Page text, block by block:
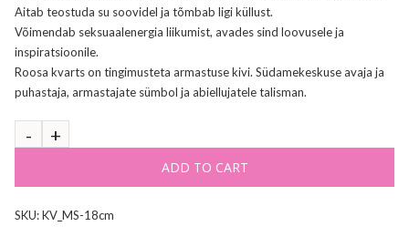
Aitab teostuda su soovidel ja tõmbab ligi küllust.
Võimendab seksuaalenergia liikumist, avades sind loovusele ja
inspiratsioonile.
Roosa kvarts on tingimusteta armastuse kivi. Südamekeskuse avaja ja
puhastaja, armastajate sümbol ja abiellujatele talisman.
ADD TO CART
SKU:KV_MS-18cm